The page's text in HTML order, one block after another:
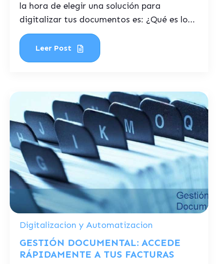
la hora de elegir una solución para
digitalizar tus documentos es: ¿Qué es lo...
Leer Post
Digitalizacion y Automatizacion
GESTIÓN DOCUMENTAL: ACCEDE
RÁPIDAMENTE A TUS FACTURAS